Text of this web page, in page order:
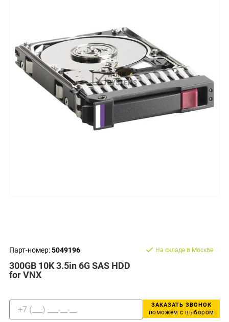
Парт-номер:5049196
300GB 10K 3.5in 6G SAS HDD
for VNX
На складе в Москве
ЗАКАЗАТЬ ЗВОНОК
поможем с выбором